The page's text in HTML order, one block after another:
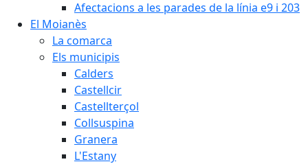
Afectacions a les parades de la línia e9 i 203
El Moianès
La comarca
Els municipis
Calders
Castellcir
Castellterçol
Collsuspina
Granera
L'Estany